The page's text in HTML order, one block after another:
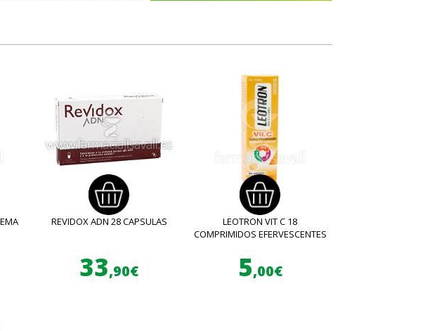
REVIDOX ADN 28 CAPSULAS
33,90€
LEOTRON VIT C 18
COMPRIMIDOS EFERVESCENTES
5,00€